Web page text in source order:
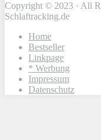
Copyright © 2023 · All
Schlaftracking.de
Home
Bestseller
Linkpage
* Werbung
Impressum
Datenschutz